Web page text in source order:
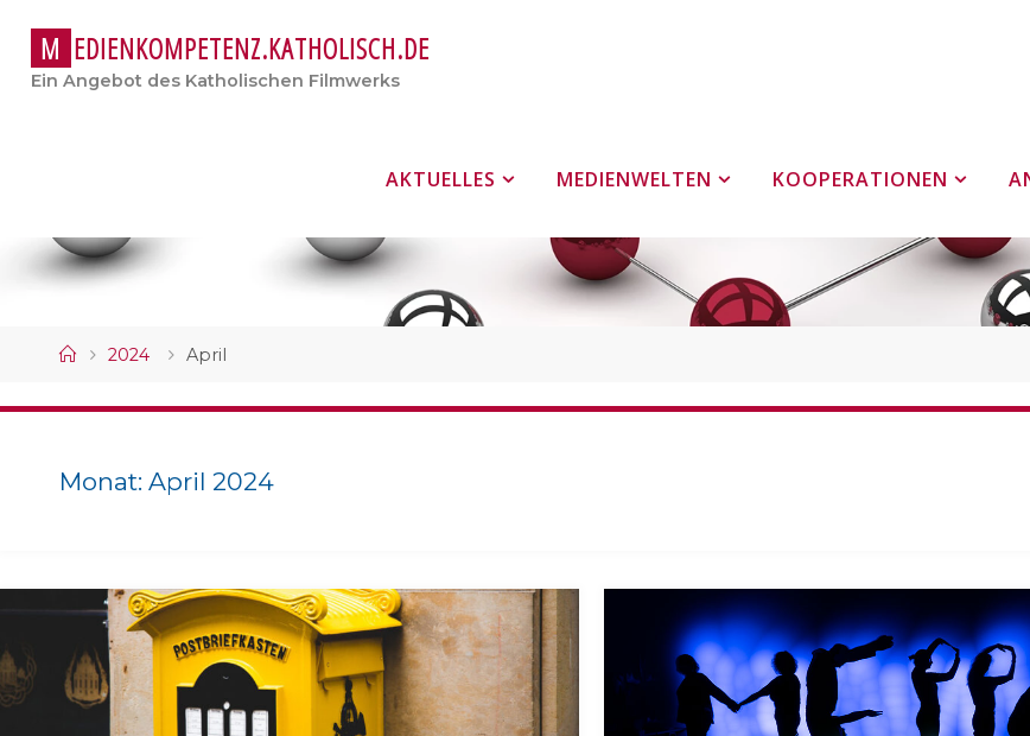
M EDIENKOMPETENZ.KATHOLISCH.DE
Ein Angebot des Katholischen Filmwerks
springen
AKTUELLES MEDIENWELTEN KOOPERATIONEN
Start2024 April
Monat: April 2024